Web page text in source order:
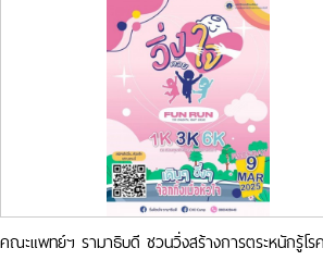
คณะแพทย์ฯ รามาธิบดี ชวนวิ่งสร้างการตระหนักรู้โร